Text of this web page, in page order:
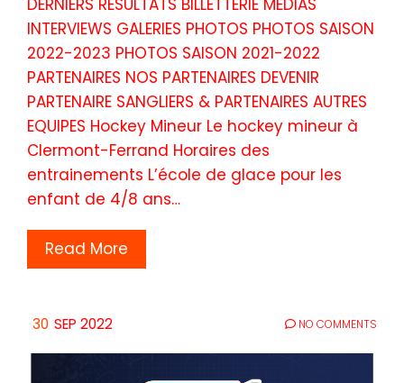
DERNIERS RESULTATS BILLETTERIE MEDIAS
INTERVIEWS GALERIES PHOTOS PHOTOS SAISON
2022-2023 PHOTOS SAISON 2021-2022
PARTENAIRES NOS PARTENAIRES DEVENIR
PARTENAIRE SANGLIERS & PARTENAIRES AUTRES
EQUIPES Hockey Mineur Le hockey mineur à
Clermont-Ferrand Horaires des
entrainements L’école de glace pour les
enfant de 4/8 ans…
Read More
30 SEP 2022 NO COMMENTS